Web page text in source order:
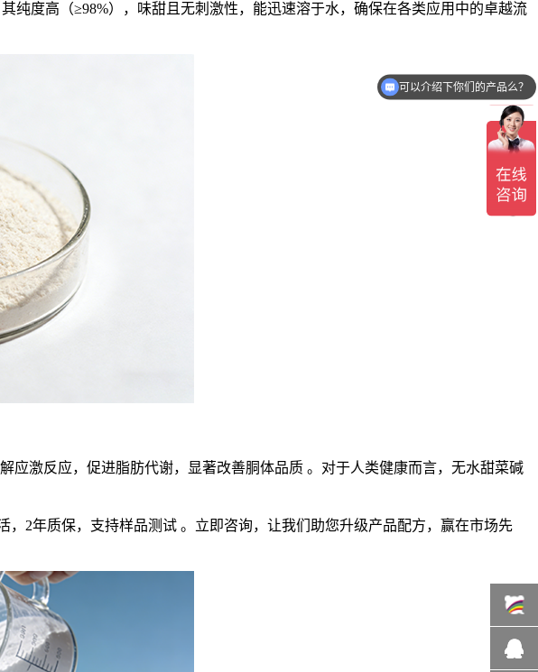
纯度高（≥98%），味甜且无刺激性，能迅速溶于水，确保在各类应用中的卓越流
激反应，促进脂肪代谢，显著改善胴体品质 。对于人类健康而言，无水甜菜碱
2年质保，支持样品测试 。立即咨询，让我们助您升级产品配方，赢在市场先
百度商
可以介绍下你们的产品么？